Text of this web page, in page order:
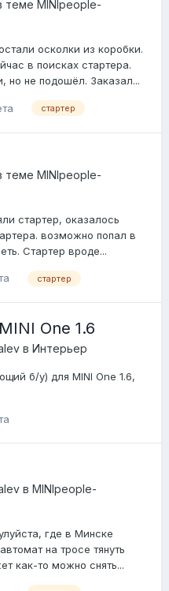
теме MINIpeople-
осколки из коробки.
в поисках стартера.
но не подошёл. Заказал...
стартер
теме MINIpeople-
стартер, оказалось
возможно попал в
Стартер вроде...
стартер
One 1.6
в Интерьер
б/у) для MINI One 1.6,
в MINIpeople-
где в Минске
на тросе тянуть
как-то можно снять...